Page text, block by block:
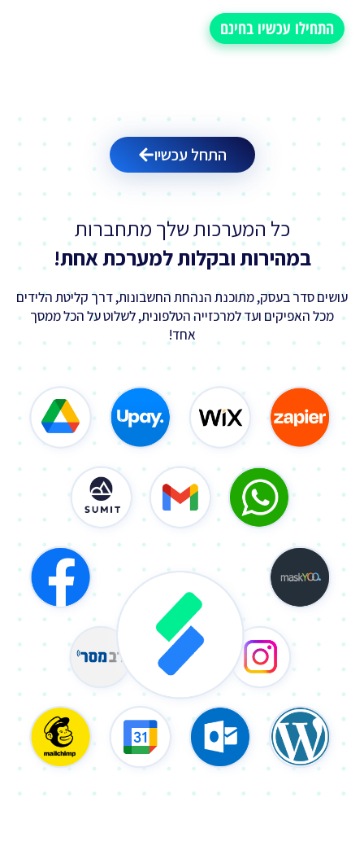
התחילו עכשיו בחינם
התחל עכשיו
כל המערכות שלך מתחברות
במהירות ובקלות למערכת אחת!
עושים סדר בעסק, מתוכנת הנהחת החשבונות, דרך קליטת הלידים
מכל האפיקים ועד למרכזייה הטלפונית, לשלוט על הכל ממסך
אחד!